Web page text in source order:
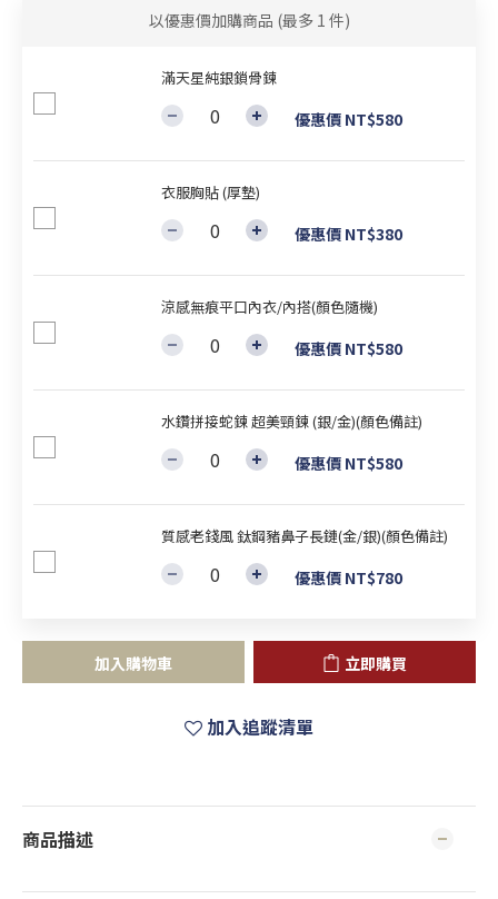
以優惠價加購商品 (最多 1 件)
滿天星純銀鎖骨鍊
優惠價 NT$580
衣服胸貼 (厚墊)
優惠價 NT$380
涼感無痕平口內衣/內搭(顏色隨機)
優惠價 NT$580
水鑽拼接蛇鍊 超美頸鍊 (銀/金)(顏色備註)
優惠價 NT$580
質感老錢風 鈦鋼豬鼻子長鏈(金/銀)(顏色備註)
優惠價 NT$780
加入購物車 立即購買
加入追蹤清單
商品描述